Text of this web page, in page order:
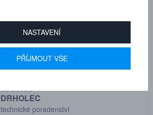
na vstupu 6 bar a poklesu tlaku 0,5 bar.
DRHOLEC
technické poradenství
NASTAVENÍ
PŘÍJMOUT VŠE